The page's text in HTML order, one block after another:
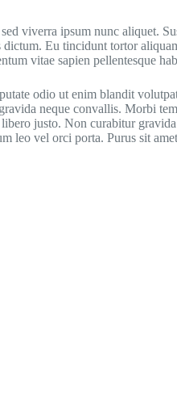
viverra ipsum nunc aliquet.
Eu tincidunt tortor
vitae sapien pellentesque
odio ut enim blandit
neque convallis. Morbi
justo. Non curabitur
leo vel orci porta. Purus sit